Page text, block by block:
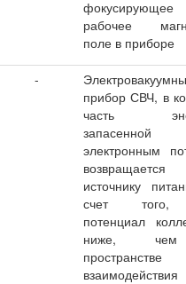
рабочее
поле в приборе
-
прибор СВЧ, в
часть
запасенной
электронным
возвращается
источнику
счет
потенциал
ниже,
пространстве
взаимодействия